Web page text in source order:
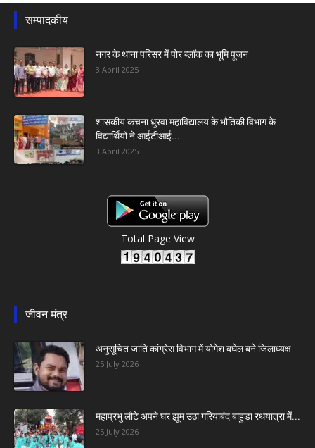
सम्पादकीय
नगर के थाना परिसर में पोर ब्लॉक का भूमि पूजन
3 April 2025
शासकीय कचना धुरवा महाविद्यालय के भौतिकी विभाग के
विद्यार्थियों ने आईटीआई...
3 April 2025
Total Page View
जीवन मंत्र
अनुसूचित जाति कांग्रेस विभाग में योगेश बघेल बने जिलाध्यक्ष
25 July 2026
महाप्रभु लौटे अपने घर झूम उठा गरियाबंद बाहुड़ा रथयात्रा में...
25 July 2026